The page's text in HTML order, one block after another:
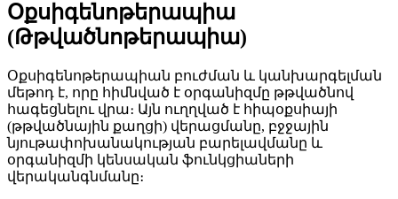
Օքսիգենոթերապիա
(Թթվածնոթերապիա)
Օքսիգենոթերապիան բուժման և կանխարգելման
մեթոդ է, որը հիմնված է օրգանիզմը թթվածնով
հագեցնելու վրա։ Այն ուղղված է հիպօքսիայի
(թթվածնային քաղցի) վերացմանը, բջջային
նյութափոխանակության բարելավմանը և
օրգանիզմի կենսական ֆունկցիաների
վերականգնմանը։